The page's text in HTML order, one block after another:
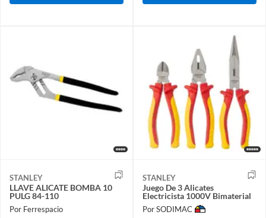
STANLEY
LLAVE ALICATE BOMBA 10
PULG 84-110
Por Ferrespacio
STANLEY
Juego De 3 Alicates
Electricista 1000V Bimaterial
Por SODIMAC